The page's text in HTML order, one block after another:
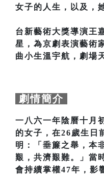
女子的人生，以及，
台新藝術大獎導演王
星，為京劇表演藝術
曲小生溫宇航，劇場
劇情簡介
一八六一年陰曆十月
的女子，在26歲生日
明：「垂簾之舉，本
艱，共濟艱難。」當
會持續掌權47年，影